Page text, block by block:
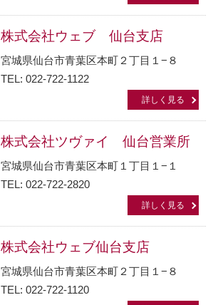
株式会社ウェブ 仙台支店
宮城県仙台市青葉区本町２丁目１−８
TEL: 022-722-1122
詳しく見る
株式会社ツヴァイ 仙台営業所
宮城県仙台市青葉区本町１丁目１−１
TEL: 022-722-2820
詳しく見る
株式会社ウェブ仙台支店
宮城県仙台市青葉区本町２丁目１−８
TEL: 022-722-1120